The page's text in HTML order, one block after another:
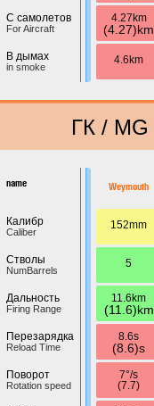
С самолетов
For Aircraft
В дымах
in smoke
4.27km
(4.27)km
4.6km
ГК / MG
name
Калибр
Caliber
Стволы
NumBarrels
Дальность
Firing Range
Перезарядка
Reload Time
Поворот
Rotation speed
Weymouth
152mm
5
11.6km
(11.6)km
8.6s
(8.6)s
7°/s
(7.7)